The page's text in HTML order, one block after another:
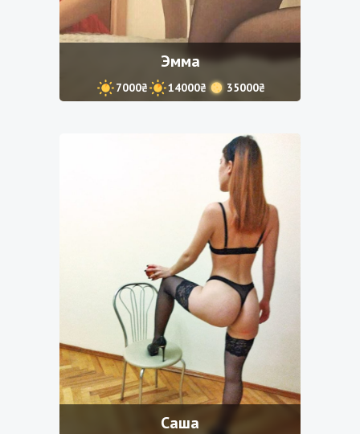
Эмма
7000₴ 14000₴ 35000₴
Саша